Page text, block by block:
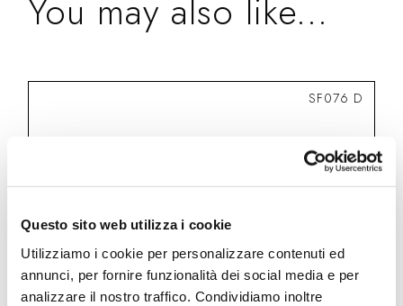
Questo sito web utilizza i cookie
Utilizziamo i cookie per personalizzare contenuti ed
annunci, per fornire funzionalità dei social media e per
analizzare il nostro traffico. Condividiamo inoltre
You may also like...
SF076 D